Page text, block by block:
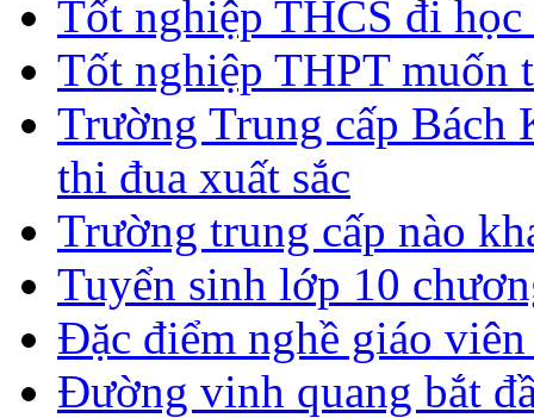
Tốt nghiệp THCS đi
Tốt nghiệp THPT muốn
Trường Trung cấp Bách
thi đua xuất sắc
Trường trung cấp nào
Tuyển sinh lớp 10
Đặc điểm nghề giáo
Đường vinh quang bắt